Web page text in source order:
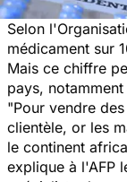
Selon
médicament sur
Mais ce chiffre
pays,
"Pour vendre
clientèle, or les
le continent
explique à l'AFP